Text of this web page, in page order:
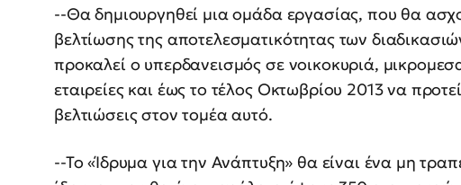
--Θα δημιουργηθεί μια ομάδα εργασίας, που θα
βελτίωσης της αποτελεσματικότητας των
προκαλεί ο υπερδανεισμός σε νοικοκυριά,
εταιρείες και έως το τέλος Οκτωβρίου 2013 να
βελτιώσεις στον τομέα αυτό.
--Το «Ίδρυμα για την Ανάπτυξη» θα είναι ένα μη